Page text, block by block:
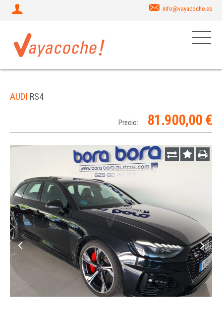
info@vayacoche.es
AUDI RS4
Precio: 81.900,00 €